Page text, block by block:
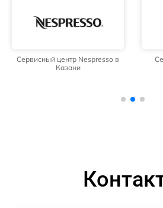
Сервисный центр Nespresso в
Казани